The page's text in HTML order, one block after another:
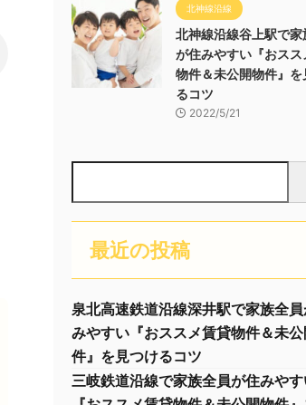
北神線沿線
北神線沿線谷上駅で家
が住みやすい『おスス
物件＆未公開物件』を
るコツ
2022/5/21
最近の投稿
泉北高速鉄道沿線深井駅で家族全
みやすい『おススメ賃貸物件＆未
件』を見つけるコツ
三岐鉄道沿線で家族全員が住みや